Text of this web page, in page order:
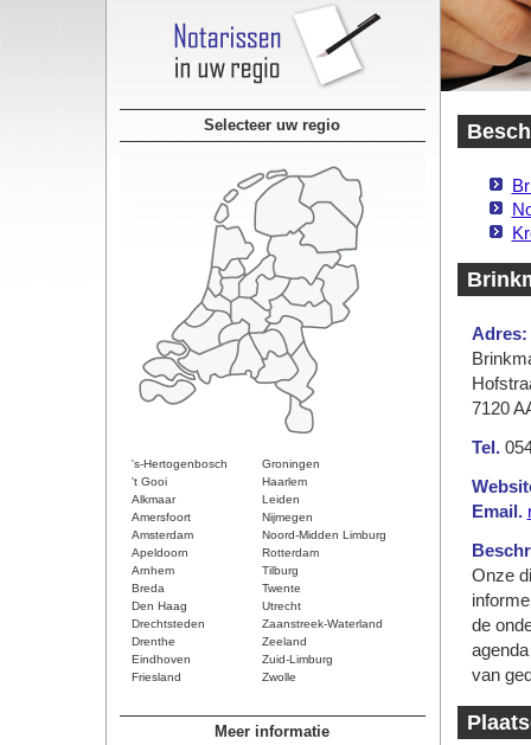
Selecteer uw regio
's-Hertogenbosch
Groningen
't Gooi
Haarlem
Alkmaar
Leiden
Amersfoort
Nijmegen
Amsterdam
Noord-Midden Limburg
Apeldoorn
Rotterdam
Arnhem
Tilburg
Breda
Twente
Den Haag
Utrecht
Drechtsteden
Zaanstreek-Waterland
Drenthe
Zeeland
Eindhoven
Zuid-Limburg
Friesland
Zwolle
Meer informatie
Adres:
7120
Tel.
Email.
Onze
de
van